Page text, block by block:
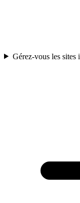
Gérez-vous les sites